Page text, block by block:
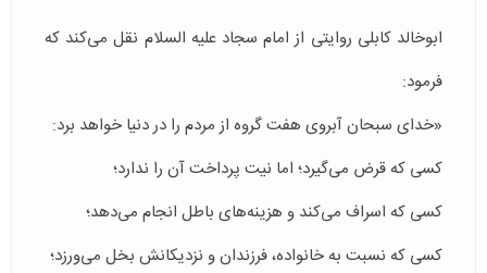
ابوخالد کابلی روایتی از امام سجاد علیه السلام نقل می‌کند که
فرمود:
«خدای سبحان آبروی هفت گروه از مردم را در دنیا خواهد برد:
کسی که قرض می‌گیرد؛ اما نیت پرداخت آن را ندارد؛
کسی که اسراف می‌کند و هزینه‌های باطل انجام می‌دهد؛
کسی که نسبت به خانواده، فرزندان و نزدیکانش بخل می‌ورزد؛